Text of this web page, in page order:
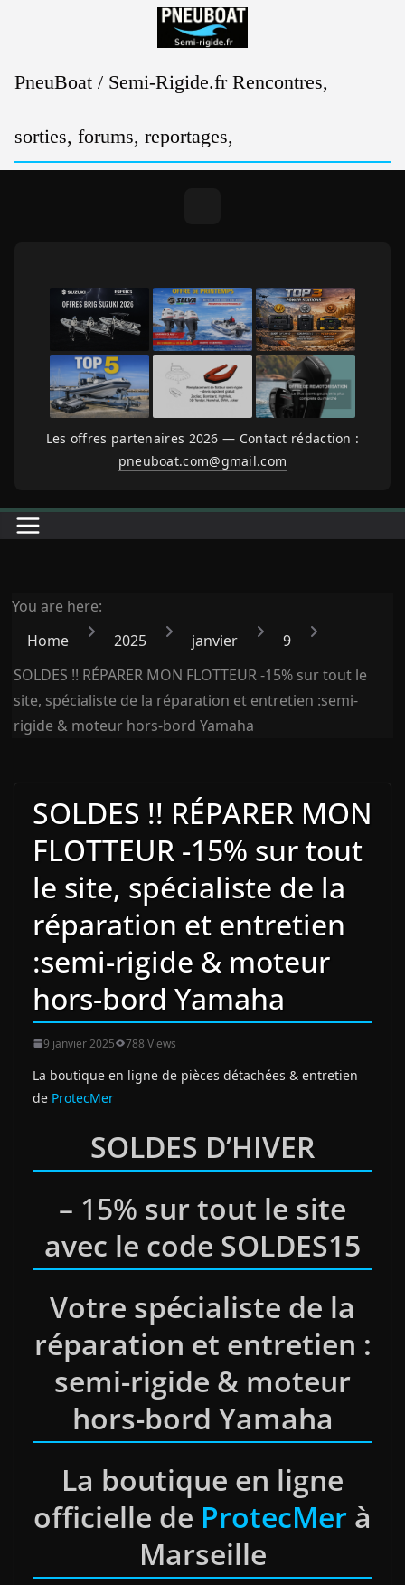
PneuBoat / Semi-Rigide.fr Rencontres,
sorties, forums, reportages,
Les offres partenaires 2026 — Contact rédaction :
pneuboat.com@gmail.com
You are here:
Home
2025 janvier
9
SOLDES !! RÉPARER MON FLOTTEUR -15% sur tout le
site, spécialiste de la réparation et entretien :semi-
rigide & moteur hors-bord Yamaha
SOLDES !! RÉPARER MON
FLOTTEUR -15% sur tout
le site, spécialiste de la
réparation et entretien
:semi-rigide & moteur
hors-bord Yamaha
9 janvier 2025 788 Views
La boutique en ligne de pièces détachées & entretien
de ProtecMer
SOLDES D’HIVER
– 15% sur tout le site
avec le code SOLDES15
Votre spécialiste de la
réparation et entretien :
semi-rigide & moteur
hors-bord Yamaha
La boutique en ligne
officielle de ProtecMer à
Marseille